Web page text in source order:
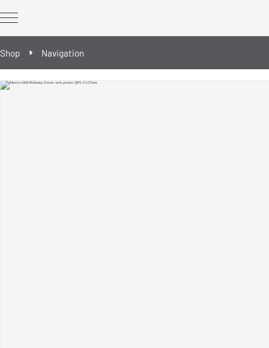
Shop Navigation
REWORK Geräte